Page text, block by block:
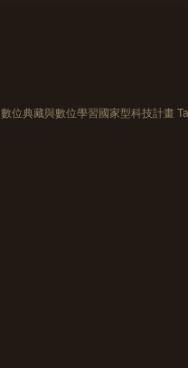
數位典藏與數位學習國家型科技計畫